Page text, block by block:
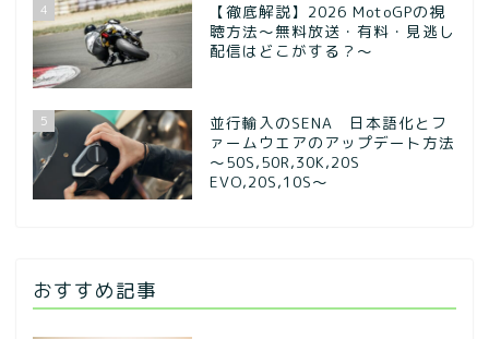
4
【徹底解説】2026 MotoGPの視
聴方法～無料放送・有料・見逃し
配信はどこがする？～
5
並行輸入のSENA 日本語化とフ
ァームウエアのアップデート方法
～50S,50R,30K,20S
EVO,20S,10S～
おすすめ記事